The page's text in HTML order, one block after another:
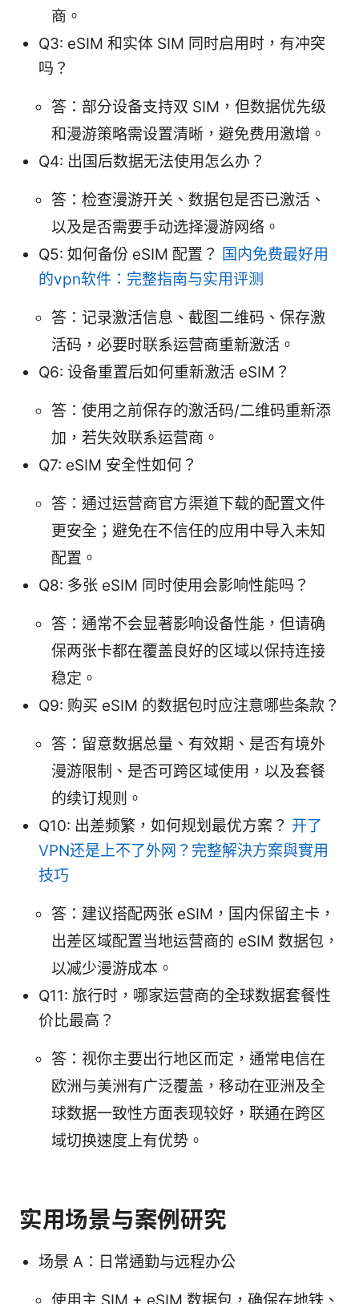
商。
Q3: eSIM 和实体 SIM 同时启用时，有冲突
吗？
答：部分设备支持双 SIM，但数据优先级
和漫游策略需设置清晰，避免费用激增。
Q4: 出国后数据无法使用怎么办？
答：检查漫游开关、数据包是否已激活、
以及是否需要手动选择漫游网络。
Q5: 如何备份 eSIM 配置？ 国内免费最好用
的vpn软件：完整指南与实用评测
答：记录激活信息、截图二维码、保存激
活码，必要时联系运营商重新激活。
Q6: 设备重置后如何重新激活 eSIM？
答：使用之前保存的激活码/二维码重新添
加，若失效联系运营商。
Q7: eSIM 安全性如何？
答：通过运营商官方渠道下载的配置文件
更安全；避免在不信任的应用中导入未知
配置。
Q8: 多张 eSIM 同时使用会影响性能吗？
答：通常不会显著影响设备性能，但请确
保两张卡都在覆盖良好的区域以保持连接
稳定。
Q9: 购买 eSIM 的数据包时应注意哪些条款？
答：留意数据总量、有效期、是否有境外
漫游限制、是否可跨区域使用，以及套餐
的续订规则。
Q10: 出差频繁，如何规划最优方案？ 开了
VPN还是上不了外网？完整解決方案與實用
技巧
答：建议搭配两张 eSIM，国内保留主卡，
出差区域配置当地运营商的 eSIM 数据包，
以减少漫游成本。
Q11: 旅行时，哪家运营商的全球数据套餐性
价比最高？
答：视你主要出行地区而定，通常电信在
欧洲与美洲有广泛覆盖，移动在亚洲及全
球数据一致性方面表现较好，联通在跨区
域切换速度上有优势。
实用场景与案例研究
场景 A：日常通勤与远程办公